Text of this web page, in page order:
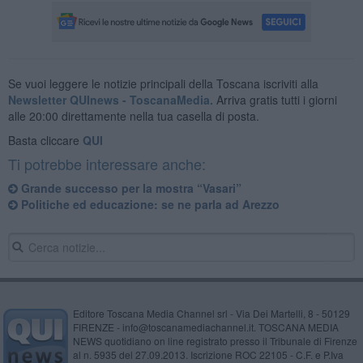
Se vuoi leggere le notizie principali della Toscana iscriviti alla
Newsletter QUInews - ToscanaMedia. Arriva gratis tutti i giorni
alle 20:00 direttamente nella tua casella di posta.
Basta cliccare QUI
Ti potrebbe interessare anche:
Grande successo per la mostra “Vasari”
Politiche ed educazione: se ne parla ad Arezzo
Editore Toscana Media Channel srl - Via Dei Martelli, 8 - 50129
FIRENZE - info@toscanamediachannel.it. TOSCANA MEDIA
NEWS quotidiano on line registrato presso il Tribunale di Firenze
al n. 5935 del 27.09.2013. Iscrizione ROC 22105 - C.F. e P.Iva